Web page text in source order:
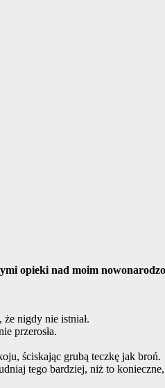
opieki nad moim
nigdy nie istniał.
przerosła.
ściskając grubą teczkę jak broń.
tego bardziej, niż to